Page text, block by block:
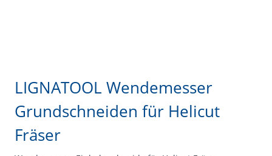
LIGNATOOL Wendemesser
Grundschneiden für Helicut
Fräser